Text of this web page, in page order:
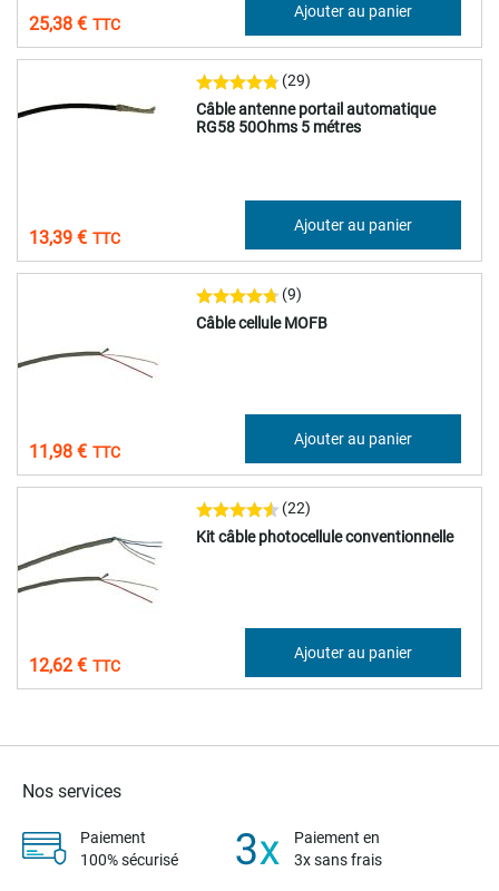
25,38 €
Ajouter au panier
Câble antenne portail automatique
RG58 50Ohms 5 métres
(29)
13,39 €
Ajouter au panier
Câble cellule MOFB
(9)
11,98 €
Ajouter au panier
Kit câble photocellule conventionnelle
(22)
12,62 €
Ajouter au panier
Nos services
Paiement
100% sécurisé
Paiement en
3x sans frais